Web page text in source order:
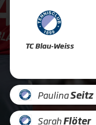
TC Blau-Weiss
PaulinaSeitz
SarahFlöter